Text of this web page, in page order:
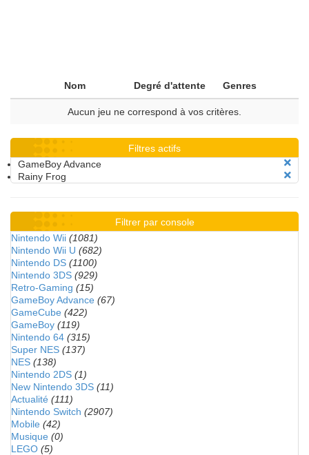
Nom Degré d'attente Genres
Aucun jeu ne correspond à vos critères.
Filtres actifs
GameBoy Advance
Rainy Frog
Filtrer par console
Nintendo Wii (1081)
Nintendo Wii U (682)
Nintendo DS (1100)
Nintendo 3DS (929)
Retro-Gaming (15)
GameBoy Advance (67)
GameCube (422)
GameBoy (119)
Nintendo 64 (315)
Super NES (137)
NES (138)
Nintendo 2DS (1)
New Nintendo 3DS (11)
Actualité (111)
Nintendo Switch (2907)
Mobile (42)
Musique (0)
LEGO (5)